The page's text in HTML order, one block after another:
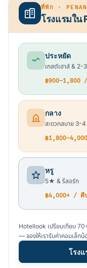
ที่พัก ·
โรงแรมใน
ประหยัด
เกสต์เฮาส์ & 2-
฿900–1,800
กลาง
สะดวกสบาย 3-
฿
หรู
5★ & รีสอร์ท
฿4,000+ / คื
Hotellook เปรียบเทียบ
— จองให้เรารับค่าคอมเล็กน้
โรง